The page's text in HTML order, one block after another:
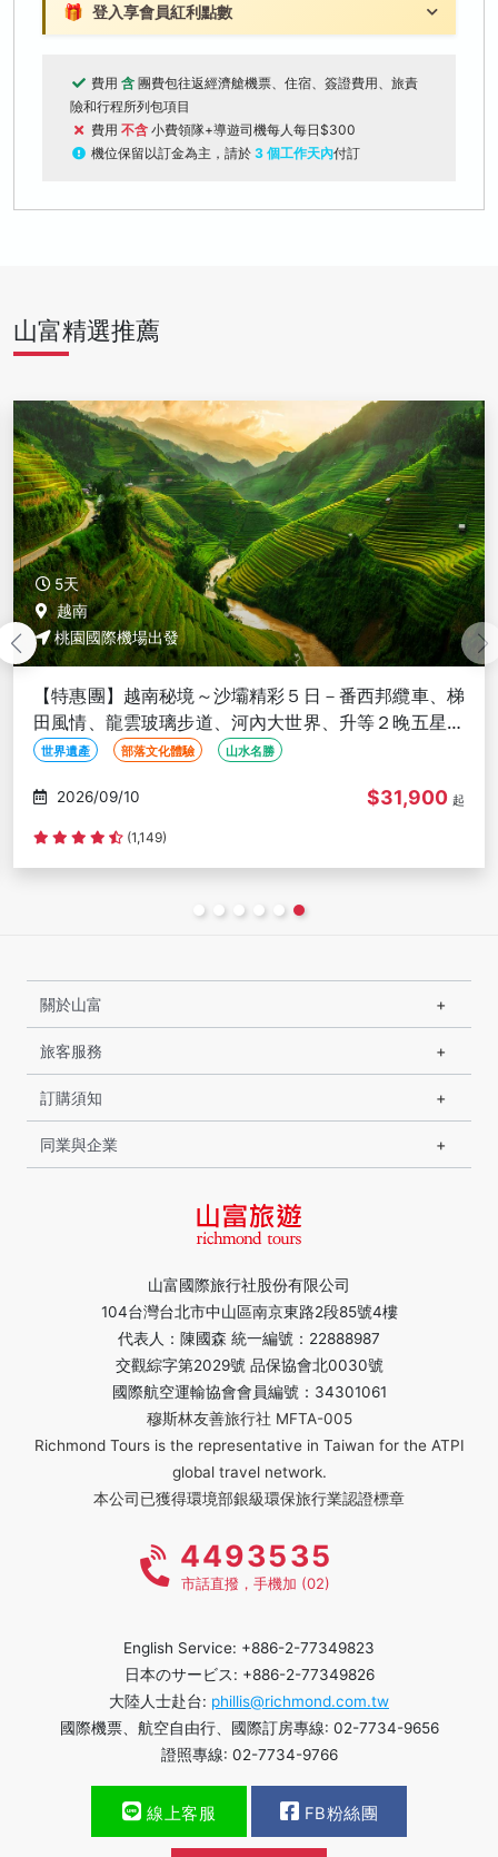
🎁 登入享會員紅利點數
費用 含 團費包往返經濟艙機票、住宿、簽證費用、旅責
險和行程所列包項目
費用 不含 小費領隊+導遊司機每人每日$300
機位保留以訂金為主，請於 3 個工作天內付訂
山富精選推薦
5天
越南
桃園國際機場出發
【特惠團】越南秘境～沙壩精彩５日－番西邦纜車、梯
田風情、龍雲玻璃步道、河內大世界、升等２晚五星渡
假村<全程豪華三排椅>
世界遺產 部落文化體驗 山水名勝
2026/09/10 $31,900 起
(1,149)
山富國際旅行社股份有限公司
104台灣台北市中山區南京東路2段85號4樓
代表人：陳國森 統一編號：22888987
交觀綜字第2029號 品保協會北0030號
國際航空運輸協會會員編號：34301061
穆斯林友善旅行社 MFTA-005
Richmond Tours is the representative in Taiwan for the ATPI
global travel network.
本公司已獲得環境部銀級環保旅行業認證標章
關於山富
旅客服務
訂購須知
同業與企業
4493535
市話直撥，手機加 (02)
English Service: +886-2-77349823
日本のサービス: +886-2-77349826
大陸人士赴台: phillis@richmond.com.tw
國際機票、航空自由行、國際訂房專線: 02-7734-9656
證照專線: 02-7734-9766
線上客服 FB粉絲團